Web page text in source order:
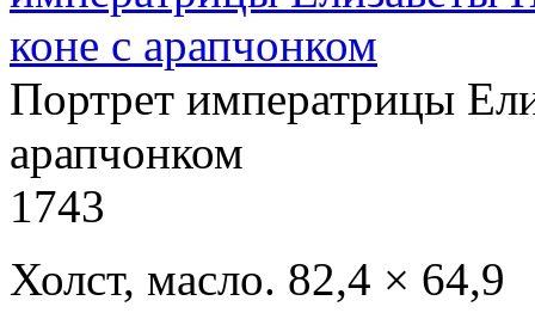
Портрет императрицы
арапчонком
1743
Холст, масло. 82,4 × 64,9